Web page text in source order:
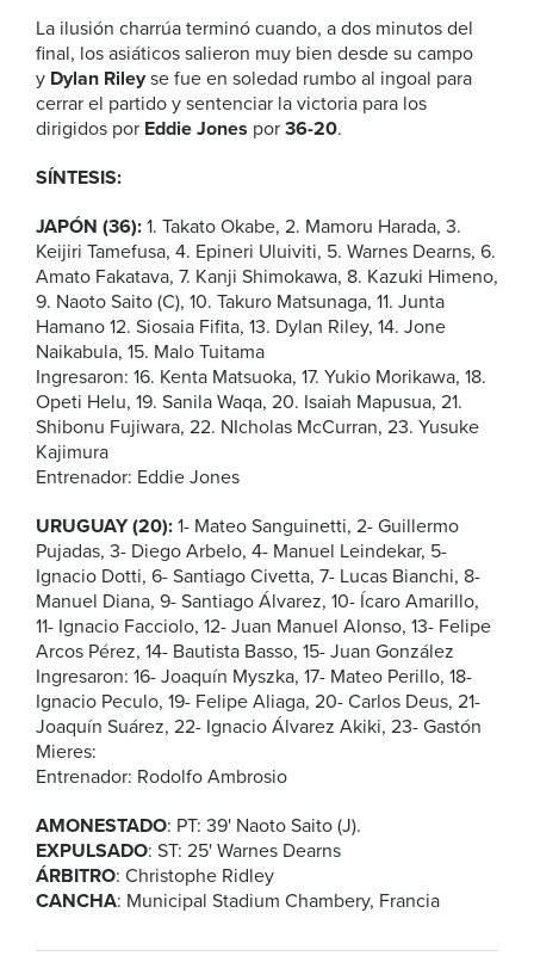
La ilusión charrúa terminó cuando, a dos minutos del
final, los asiáticos salieron muy bien desde su campo
y Dylan Rileyse fue en soledad rumbo al ingoal para
cerrar el partido y sentenciar la victoria para los
dirigidos por Eddie Jones por 36-20.
SÍNTESIS:
JAPÓN (36): 1. Takato Okabe, 2. Mamoru Harada, 3.
Keijiri Tamefusa, 4. Epineri Uluiviti, 5. Warnes Dearns, 6.
Amato Fakatava, 7. Kanji Shimokawa, 8. Kazuki Himeno,
9. Naoto Saito (C), 10. Takuro Matsunaga, 11. Junta
Hamano 12. Siosaia Fifita, 13. Dylan Riley, 14. Jone
Naikabula, 15. Malo Tuitama
Ingresaron: 16. Kenta Matsuoka, 17. Yukio Morikawa, 18.
Opeti Helu, 19. Sanila Waqa, 20. Isaiah Mapusua, 21.
Shibonu Fujiwara, 22. NIcholas McCurran, 23. Yusuke
Kajimura
Entrenador: Eddie Jones
URUGUAY (20): 1- Mateo Sanguinetti, 2- Guillermo
Pujadas, 3- Diego Arbelo, 4- Manuel Leindekar, 5-
Ignacio Dotti, 6- Santiago Civetta, 7- Lucas Bianchi, 8-
Manuel Diana, 9- Santiago Álvarez, 10- Ícaro Amarillo,
11- Ignacio Facciolo, 12- Juan Manuel Alonso, 13- Felipe
Arcos Pérez, 14- Bautista Basso, 15- Juan González
Ingresaron: 16- Joaquín Myszka, 17- Mateo Perillo, 18-
Ignacio Peculo, 19- Felipe Aliaga, 20- Carlos Deus, 21-
Joaquín Suárez, 22- Ignacio Álvarez Akiki, 23- Gastón
Mieres:
Entrenador: Rodolfo Ambrosio
AMONESTADO: PT: 39' Naoto Saito (J).
EXPULSADO: ST: 25' Warnes Dearns
ÁRBITRO: Christophe Ridley
CANCHA: Municipal Stadium Chambery, Francia